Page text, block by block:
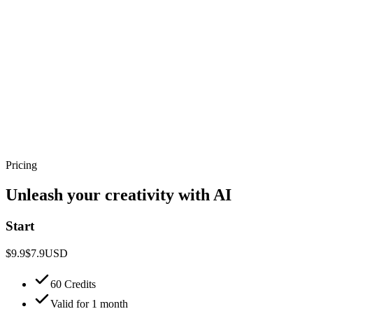
Pricing
Unleash your creativity with AI
Start
$9.9$7.9USD
60 Credits
Valid for 1 month